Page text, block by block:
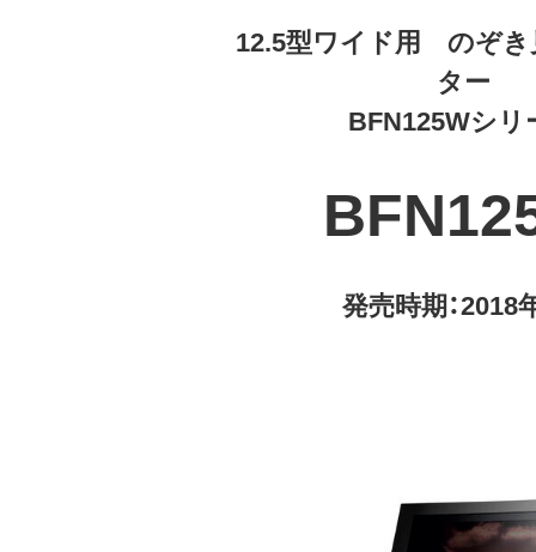
12.5型ワイド用 のぞき
ター
BFN125Wシリ
発売時期：2018